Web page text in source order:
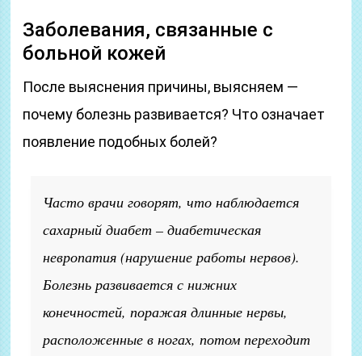
Заболевания, связанные с
больной кожей
После выяснения причины, выясняем —
почему болезнь развивается? Что означает
появление подобных болей?
Часто врачи говорят, что наблюдается
сахарный диабет – диабетическая
невропатия (нарушение работы нервов).
Болезнь развивается с нижних
конечностей, поражая длинные нервы,
расположенные в ногах, потом переходит